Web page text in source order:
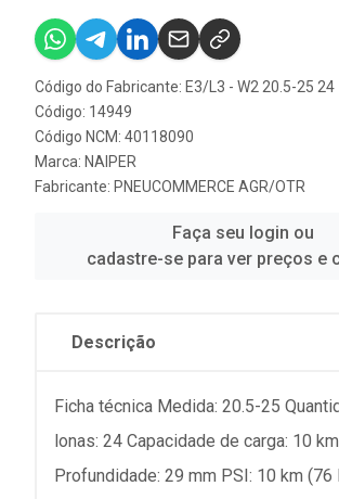
Código do Fabricante: E3/L3 - W2 20.5-25 24
Código: 14949
Código NCM: 40118090
Marca: NAIPER
Fabricante: PNEUCOMMERCE AGR/OTR
Faça seu login ou
cadastre-se para ver preços e
Descrição
Ficha técnica Medida: 20.5-25
lonas: 24 Capacidade de carga: 10
Profundidade: 29 mm PSI: 10 km (76